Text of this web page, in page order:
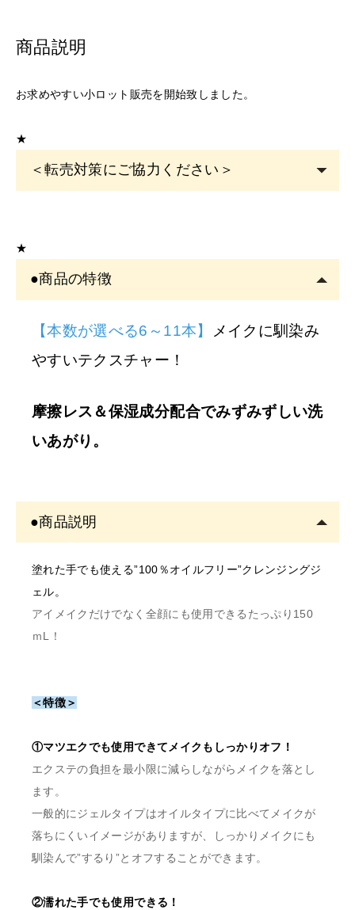
商品説明
お求めやすい小ロット販売を開始致しました。
★
＜転売対策にご協力ください＞
クの運営者または従事者のみ購入可能です。
アカウント登録は
をご記入くださ
い。
了承ください。
す。
す。
確認できない場合はご注文をキャンセルいたしますの
で、あらかじめご了承くださ
order@odette.co.jp
★
●商品の特徴
【本数が選べる6～11本】
メイクに馴染み
やすいテクスチャー！
摩擦レス＆保湿成分配合でみずみずしい洗
いあがり。
●商品説明
塗れた手でも使える”100％オイルフリー”クレンジングジ
ェル。
アイメイクだけでなく全顔にも使用できるたっぷり150
ｍL！
＜特徴＞
①マツエクでも使用できてメイクもしっかりオフ！
エクステの負担を最小限に減らしながらメイクを落とし
ます。
一般的にジェルタイプはオイルタイプに比べてメイクが
落ちにくいイメージがありますが、しっかりメイクにも
馴染んで”するり”とオフすることができます。
②濡れた手でも使用できる！